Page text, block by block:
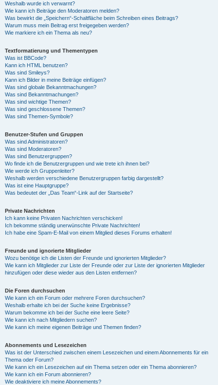
Weshalb wurde ich verwarnt?
Wie kann ich Beiträge den Moderatoren melden?
Was bewirkt die „Speichern“-Schaltfläche beim Schreiben eines Beitrags?
Warum muss mein Beitrag erst freigegeben werden?
Wie markiere ich ein Thema als neu?
Textformatierung und Thementypen
Was ist BBCode?
Kann ich HTML benutzen?
Was sind Smileys?
Kann ich Bilder in meine Beiträge einfügen?
Was sind globale Bekanntmachungen?
Was sind Bekanntmachungen?
Was sind wichtige Themen?
Was sind geschlossene Themen?
Was sind Themen-Symbole?
Benutzer-Stufen und Gruppen
Was sind Administratoren?
Was sind Moderatoren?
Was sind Benutzergruppen?
Wo finde ich die Benutzergruppen und wie trete ich ihnen bei?
Wie werde ich Gruppenleiter?
Weshalb werden verschiedene Benutzergruppen farbig dargestellt?
Was ist eine Hauptgruppe?
Was bedeutet der „Das Team“-Link auf der Startseite?
Private Nachrichten
Ich kann keine Privaten Nachrichten verschicken!
Ich bekomme ständig unerwünschte Private Nachrichten!
Ich habe eine Spam-E-Mail von einem Mitglied dieses Forums erhalten!
Freunde und ignorierte Mitglieder
Wozu benötige ich die Listen der Freunde und ignorierten Mitglieder?
Wie kann ich Mitglieder zur Liste der Freunde oder zur Liste der ignorierten Mitglieder
hinzufügen oder diese wieder aus den Listen entfernen?
Die Foren durchsuchen
Wie kann ich ein Forum oder mehrere Foren durchsuchen?
Weshalb erhalte ich bei der Suche keine Ergebnisse?
Warum bekomme ich bei der Suche eine leere Seite?
Wie kann ich nach Mitgliedern suchen?
Wie kann ich meine eigenen Beiträge und Themen finden?
Abonnements und Lesezeichen
Was ist der Unterschied zwischen einem Lesezeichen und einem Abonnements für ein
Thema oder Forum?
Wie kann ich ein Lesezeichen auf ein Thema setzen oder ein Thema abonnieren?
Wie kann ich ein Forum abonnieren?
Wie deaktiviere ich meine Abonnements?